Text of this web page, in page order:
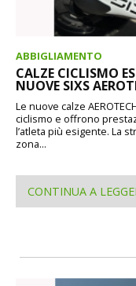
ABBIGLIAMENTO
CALZE CICLISMO
NUOVE SIXS
Le nuove calze
ciclismo e offrono
l’atleta più esigente. La
zona...
CONTINUA A